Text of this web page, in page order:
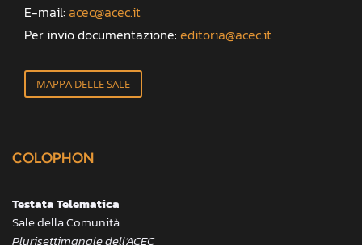
E-mail: acec@acec.it
Per invio documentazione: editoria@acec.it
MAPPA DELLE SALE
COLOPHON
Testata Telematica
Sale della Comunità
Plurisettimanale dell’ACEC